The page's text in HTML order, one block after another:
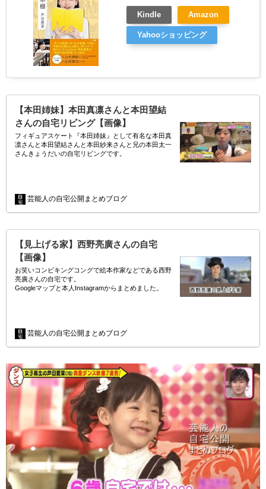
Kindle Amazon
Yahooショッピング
【本田姉妹】本田真凛さんと本田望結
さんの自宅リビング【画像】
フィギュアスケート『本田姉妹』として有名な本田真
凛さんと本田望結さんと本田紗来さんと兄の本田太一
さんきょうだいの自宅リビングです。
芸能人の自宅公開まとめブログ
【見上げる家】西野亮廣さんの自宅
【画像】
お笑いコンビキングコングで絵本作家などである西野
亮廣さんの自宅です。
Googleマップと本人Instagramからまとめました。
芸能人の自宅公開まとめブログ